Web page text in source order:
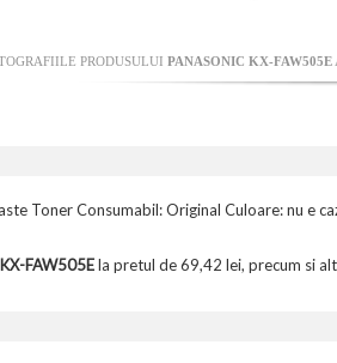
PRODUSULUI PANASONIC KX-FAW505E
Toner Consumabil: Original Culoare: nu e
FAW505Ela pretul de 69,42 lei, precum si